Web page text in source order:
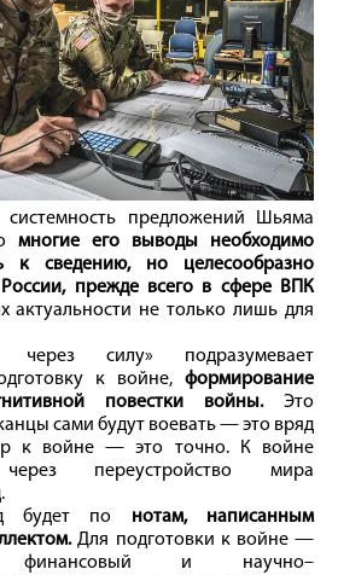
предложений Шьяма
многие его выводы необходимо
к сведению, но целесообразно
прежде всего в сфере ВПК
актуальности не только лишь для
силу» подразумевает
к вой­не, формирование
повестки вой­ны.Это
сами будут воевать — это вряд
к вой­не — это точно. К вой­не
переустройство мира
будет по нотам, написанным
Для подготовки к вой­не —
финансовый и научно–